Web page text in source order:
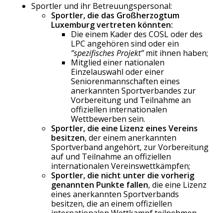
Sportler und ihr Betreuungspersonal:
Sportler, die das Großherzogtum
Luxemburg vertreten könnten:
Die einem Kader des COSL oder des
LPC angehören sind oder ein
“spezifisches Projekt”mit ihnen haben;
Mitglied einer nationalen
Einzelauswahl oder einer
Seniorenmannschaften eines
anerkannten Sportverbandes zur
Vorbereitung und Teilnahme an
offiziellen internationalen
Wettbewerben sein.
Sportler, die eine Lizenz eines Vereins
besitzen, der einem anerkannten
Sportverband angehört, zur Vorbereitung
auf und Teilnahme an offiziellen
internationalen Vereinswettkämpfen;
Sportler, die nicht unter die vorherig
genannten Punkte fallen, die eine Lizenz
eines anerkannten Sportverbands
besitzen, die an einem offiziellen